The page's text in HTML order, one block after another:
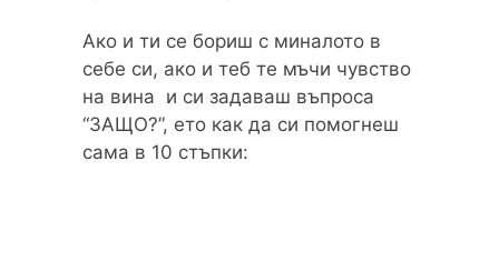
Ако и ти се бориш с миналото в
себе си, ако и теб те мъчи чувство
на вина и си задаваш въпроса
“ЗАЩО?”, ето как да си помогнеш
сама в 10 стъпки: